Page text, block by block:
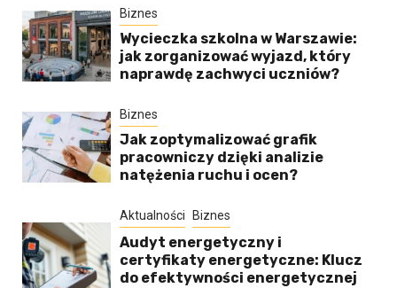
Biznes
Wycieczka szkolna w Warszawie:
jak zorganizować wyjazd, który
naprawdę zachwyci uczniów?
Biznes
Jak zoptymalizować grafik
pracowniczy dzięki analizie
natężenia ruchu i ocen?
Aktualności Biznes
Audyt energetyczny i
certyfikaty energetyczne: Klucz
do efektywności energetycznej